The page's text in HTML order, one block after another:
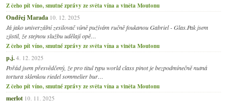
Z čeho pít víno, smutné zprávy ze světa vína a viněta Moutonu
Ondřej Marada 10. 12. 2025
Já jako univerzální zesilovač vůně pužívám ručně foukanou Gabriel - Glas.Pak jsem
zjistil, že stejnou službu udělají opě…
Z čeho pít víno, smutné zprávy ze světa vína a viněta Moutonu
p.j. 4. 12. 2025
Pořád jsem přesvědčený, že pro titul typu world class pinot je bezpodmínečně nutná
tortura sklenkou riedel sommelier bur…
Z čeho pít víno, smutné zprávy ze světa vína a viněta Moutonu
merlot 10. 11. 2025